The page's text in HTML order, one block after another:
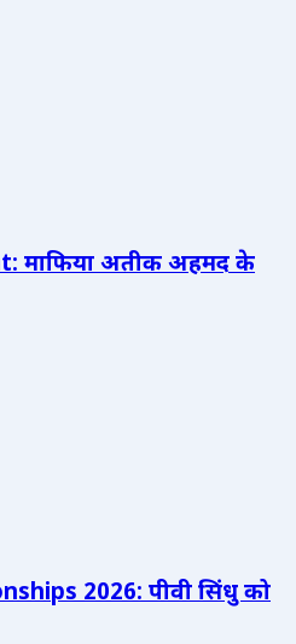
माफिया अतीक अहमद के
2026: पीवी सिंधु को